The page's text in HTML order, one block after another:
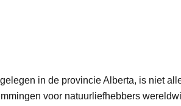
in de provincie Alberta, is niet
voor natuurliefhebbers